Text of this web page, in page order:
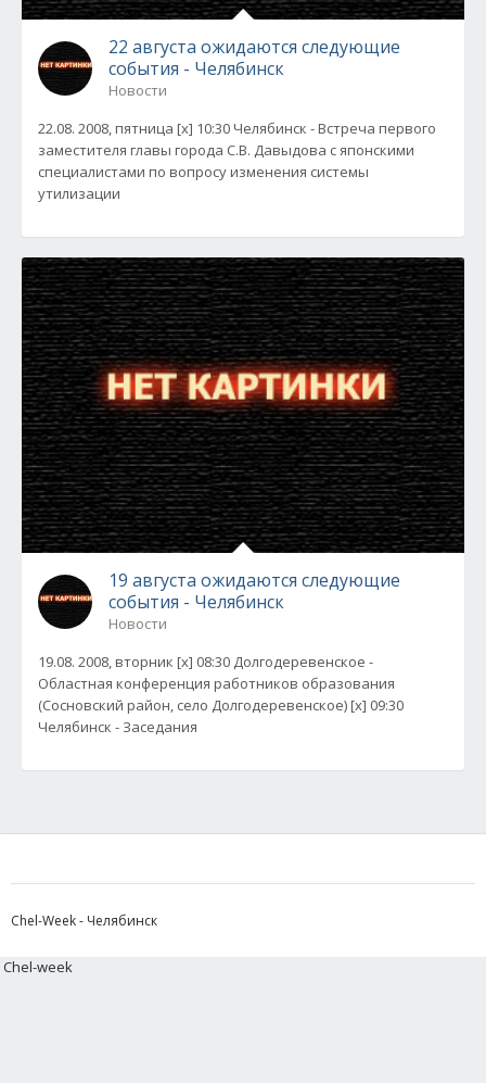
22 августа ожидаются следующие
события - Челябинск
Новости
22.08. 2008, пятница [x] 10:30 Челябинск - Встреча первого
заместителя главы города С.В. Давыдова с японскими
специалистами по вопросу изменения системы
утилизации
19 августа ожидаются следующие
события - Челябинск
Новости
19.08. 2008, вторник [x] 08:30 Долгодеревенское -
Областная конференция работников образования
(Сосновский район, село Долгодеревенское) [x] 09:30
Челябинск - Заседания
Chel-Week - Челябинск
Chel-week